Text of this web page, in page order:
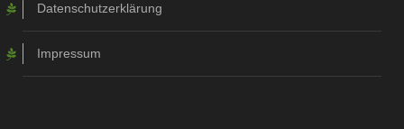
Datenschutzerklärung
Impressum